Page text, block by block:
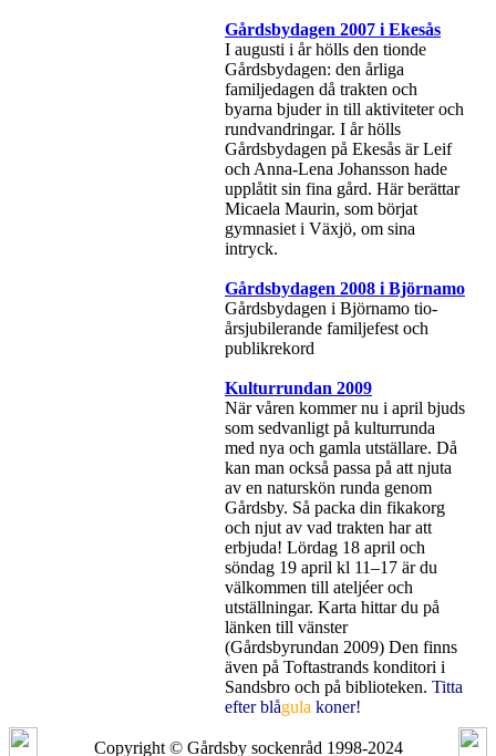
Gårdsbydagen 2007 i Ekesås
I augusti i år hölls den tionde
Gårdsbydagen: den årliga
familjedagen då trakten och
byarna bjuder in till aktiviteter och
rundvandringar. I år hölls
Gårdsbydagen på Ekesås är Leif
och Anna-Lena Johansson hade
upplåtit sin fina gård. Här berättar
Micaela Maurin, som börjat
gymnasiet i Växjö, om sina
intryck.
Gårdsbydagen 2008 i Björnamo
Gårdsbydagen i Björnamo tio-
årsjubilerande familjefest och
publikrekord
Kulturrundan 2009
När våren kommer nu i april bjuds
som sedvanligt på kulturrunda
med nya och gamla utställare. Då
kan man också passa på att njuta
av en naturskön runda genom
Gårdsby. Så packa din fikakorg
och njut av vad trakten har att
erbjuda! Lördag 18 april och
söndag 19 april kl 11–17 är du
välkommen till ateljéer och
utställningar. Karta hittar du på
länken till vänster
(Gårdsbyrundan 2009) Den finns
även på Toftastrands konditori i
Sandsbro och på biblioteken. Titta
efter blågula koner!
Copyright © Gårdsby sockenråd 1998-2024